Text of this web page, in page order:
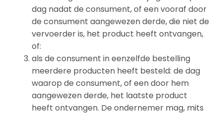
dag nadat de consument, of een vooraf door
de consument aangewezen derde, die niet de
vervoerder is, het product heeft ontvangen,
of:
als de consument in eenzelfde bestelling
meerdere producten heeft besteld: de dag
waarop de consument, of een door hem
aangewezen derde, het laatste product
heeft ontvangen. De ondernemer mag, mits